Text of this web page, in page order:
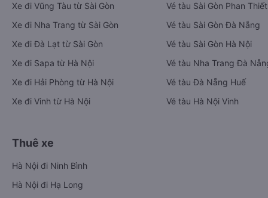
Xe đi Vũng Tàu từ Sài Gòn
Xe đi Nha Trang từ Sài Gòn
Xe đi Đà Lạt từ Sài Gòn
Xe đi Sapa từ Hà Nội
Xe đi Hải Phòng từ Hà Nội
Xe đi Vinh từ Hà Nội
Vé tàu Sài Gòn Phan Thiết
Vé tàu Sài Gòn Đà Nẵng
Vé tàu Sài Gòn Hà Nội
Vé tàu Nha Trang Đà
Vé tàu Đà Nẵng Huế
Vé tàu Hà Nội Vinh
Thuê xe
Hà Nội đi Ninh Bình
Hà Nội đi Hạ Long